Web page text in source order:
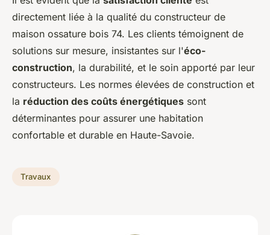
directement liée à la qualité du constructeur de
maison ossature bois 74. Les clients témoignent de
solutions sur mesure, insistantes sur l'éco-
construction, la durabilité, et le soin apporté par leur
constructeurs. Les normes élevées de construction et
la réduction des coûts énergétiques sont
déterminantes pour assurer une habitation
confortable et durable en Haute-Savoie.
Travaux